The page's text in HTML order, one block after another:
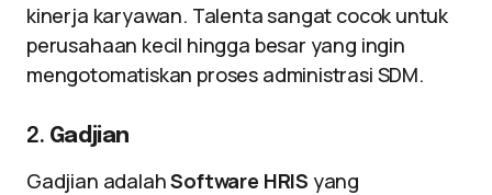
kinerja karyawan. Talenta sangat cocok untuk
perusahaan kecil hingga besar yang ingin
mengotomatiskan proses administrasi SDM.
2. Gadjian
Gadjian adalahSoftware HRIS yang